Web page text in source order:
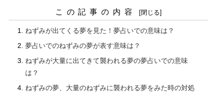
この記事の内容
ねずみが出てくる夢を見た！夢占いでの意味は？
夢占いでのねずみの夢が表す意味は？
ねずみが大量に出てきて襲われる夢の夢占いでの意味
は？
ねずみの夢、大量のねずみに襲われる夢をみた時の対処